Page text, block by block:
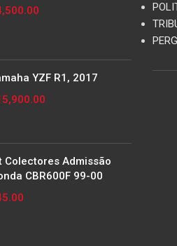
YZF R1, 2017
Colectores Admissão
CBR600F 99-00